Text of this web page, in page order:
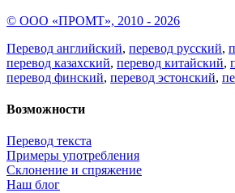
© ООО «ПРОМТ», 2010 - 2026
Перевод английский, перевод русский,
перевод казахский, перевод китайский,
перевод финский, перевод эстонский,
Возможности
Перевод текста
Примеры употребления
Склонение и спряжение
Наш блог